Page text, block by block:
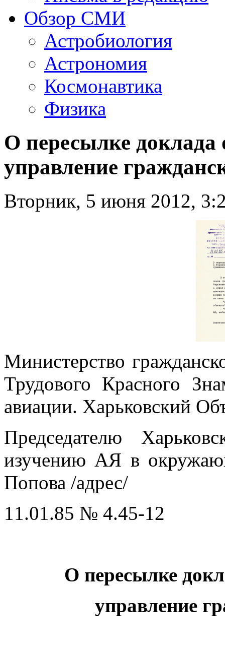
Обзор СМИ
Астробиология
Астрономия
Космонавтика
Физика
О пересылке
управление
Вторник, 5 июня 2012,
Министерство
Трудового Красного
авиации. Харьковский
Председателю
изучению АЯ в
Попова /адрес/
11.01.85 № 4.45-12
О пересылке
управление